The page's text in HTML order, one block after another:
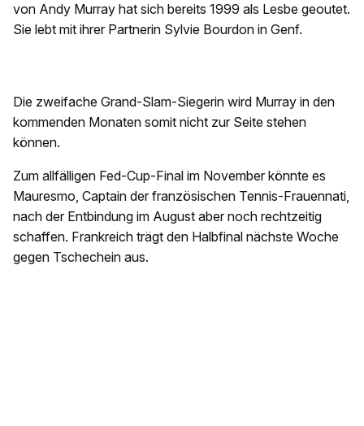
von Andy Murray hat sich bereits 1999 als Lesbe geoutet.
Sie lebt mit ihrer Partnerin Sylvie Bourdon in Genf.
Die zweifache Grand-Slam-Siegerin wird Murray in den
kommenden Monaten somit nicht zur Seite stehen
können.
Zum allfälligen Fed-Cup-Final im November könnte es
Mauresmo, Captain der französischen Tennis-Frauennati,
nach der Entbindung im August aber noch rechtzeitig
schaffen. Frankreich trägt den Halbfinal nächste Woche
gegen Tschechein aus.